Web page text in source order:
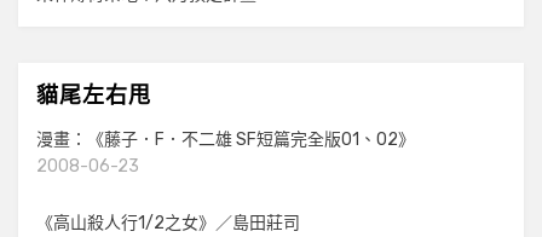
貓尾左右甩
漫畫：《藤子．F．不二雄 SF短篇完全版01、02》
2008-06-23
《高山殺人行1/2之女》／島田莊司